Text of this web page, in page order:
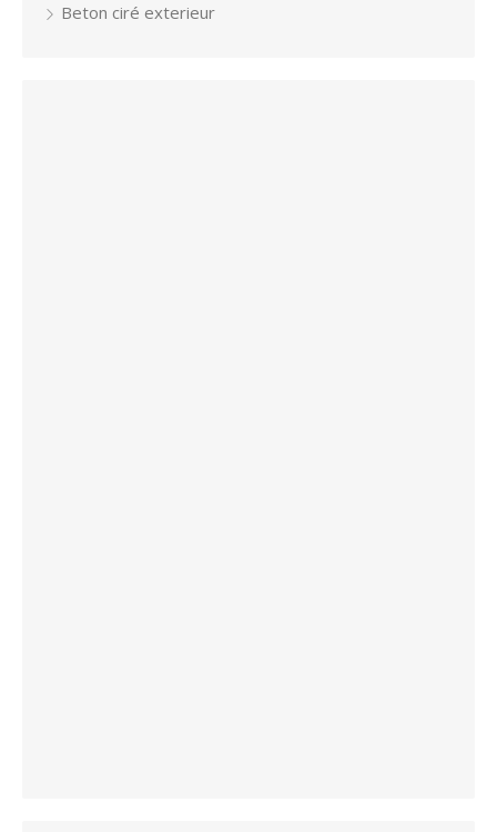
Beton ciré exterieur